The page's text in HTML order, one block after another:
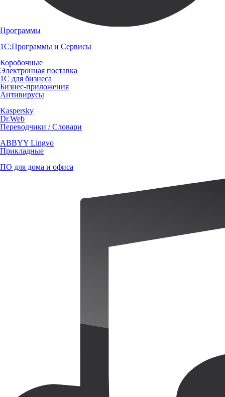
Программы
1С:Программы и Сервисы
Коробочные
Электронная поставка
1С для бизнеса
Бизнес-приложения
Антивирусы
Kaspersky
Dr.Web
Переводчики / Словари
ABBYY Lingvo
Прикладные
ПО для дома и офиса